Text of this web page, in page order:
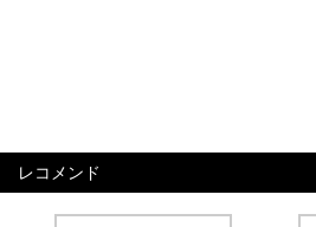
レコメンド